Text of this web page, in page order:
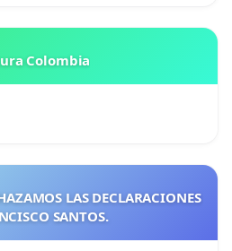
Colombia
LAS DECLARACIONES
SANTOS.